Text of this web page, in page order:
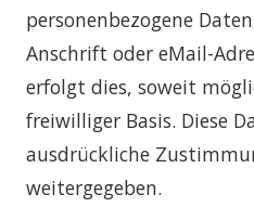
personenbezogene
Anschrift oder eMail-
erfolgt dies, soweit
freiwilliger Basis. Diese
ausdrückliche
weitergegeben.